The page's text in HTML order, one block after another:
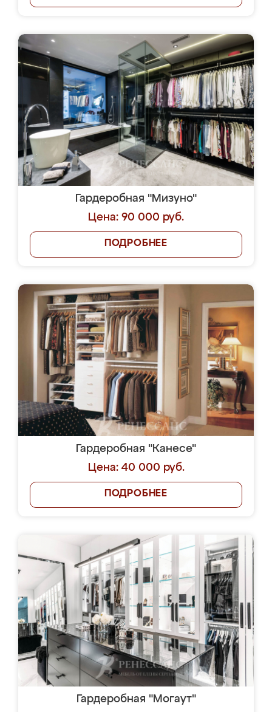
Гардеробная "Мизуно"
Цена: 90 000 руб.
ПОДРОБНЕЕ
Гардеробная "Канесе"
Цена: 40 000 руб.
ПОДРОБНЕЕ
Гардеробная "Могаут"